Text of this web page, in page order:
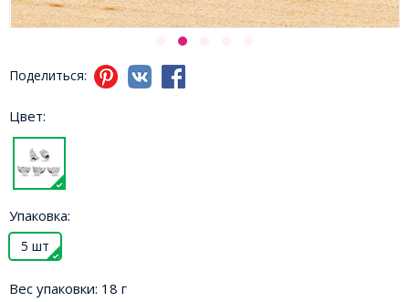
Поделиться:
Цвет:
Упаковка:
5 шт
Вес упаковки: 18 г